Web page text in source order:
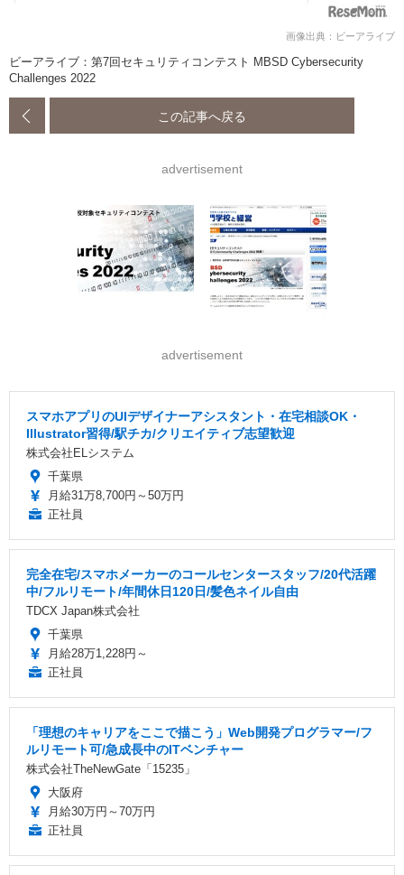
画像出典：ビーアライブ
ビーアライブ：第7回セキュリティコンテスト MBSD Cybersecurity
Challenges 2022
この記事へ戻る
advertisement
advertisement
スマホアプリのUIデザイナーアシスタント・在宅相談OK・
Illustrator習得/駅チカ/クリエイティブ志望歓迎
株式会社ELシステム
千葉県
月給31万8,700円～50万円
正社員
完全在宅/スマホメーカーのコールセンタースタッフ/20代活躍
中/フルリモート/年間休日120日/髪色ネイル自由
TDCX Japan株式会社
千葉県
月給28万1,228円～
正社員
「理想のキャリアをここで描こう」Web開発プログラマー/フ
ルリモート可/急成長中のITベンチャー
株式会社TheNewGate「15235」
大阪府
月給30万円～70万円
正社員